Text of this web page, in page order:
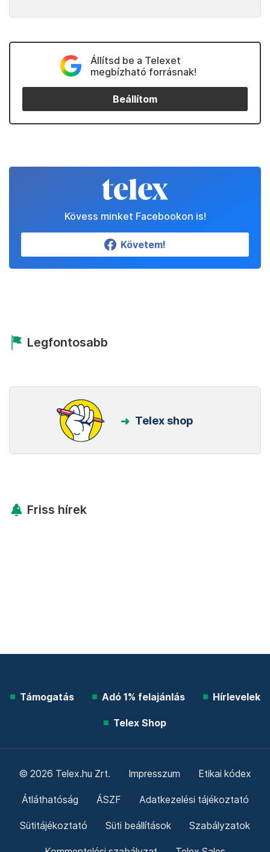
Állítsd be a Telexet
megbízható forrásnak!
Beállítom
Kövess minket Facebookon is!
Követem!
Legfontosabb
Telex shop
Friss hírek
Támogatás Adó 1% felajánlás Hírlevelek
Telex Shop
© 2026 Telex.hu Zrt. Impresszum Etikai kódex
Átláthatóság ÁSZF Adatkezelési tájékoztató
Sütitájékoztató Süti beállítások Szabályzatok